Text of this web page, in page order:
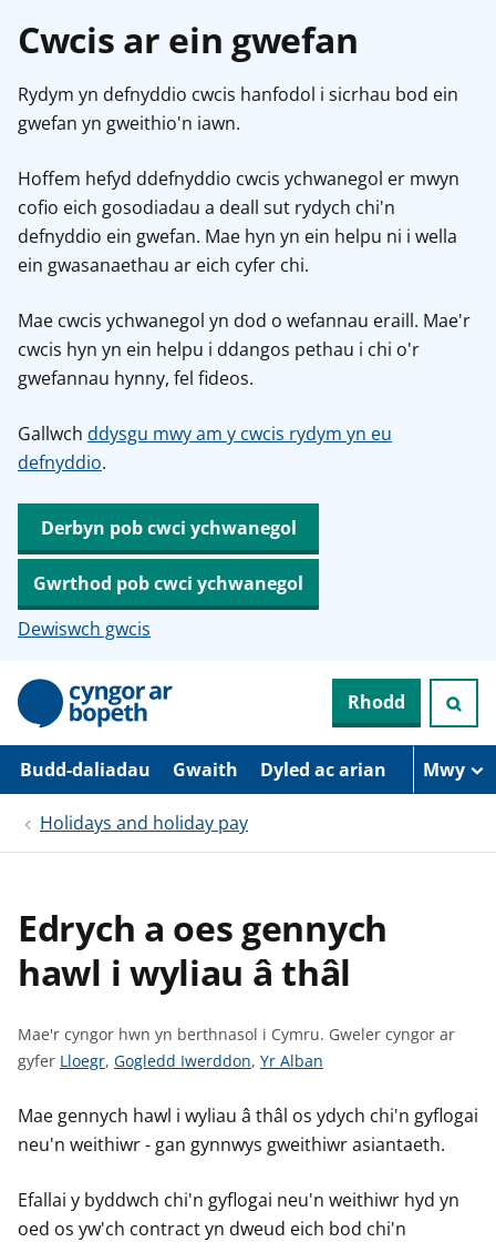
Cwcis ar ein gwefan
Rydym yn defnyddio cwcis hanfodol i sicrhau bod ein
gwefan yn gweithio'n iawn.
Hoffem hefyd ddefnyddio cwcis ychwanegol er mwyn
cofio eich gosodiadau a deall sut rydych chi'n
defnyddio ein gwefan. Mae hyn yn ein helpu ni i wella
ein gwasanaethau ar eich cyfer chi.
Mae cwcis ychwanegol yn dod o wefannau eraill. Mae'r
cwcis hyn yn ein helpu i ddangos pethau i chi o'r
gwefannau hynny, fel fideos.
Gallwch ddysgu mwy am y cwcis rydym yn eu
defnyddio.
Derbyn pob cwci ychwanegol
Gwrthod pob cwci ychwanegol
Dewiswch gwcis
N
d
r
w
Rhodd
Budd-daliadau Gwaith Dyled ac arian Mwy
Holidays and holiday pay
Edrych a oes gennych
hawl i wyliau â thâl
Mae'r cyngor hwn yn berthnasol i Cymru. Gweler cyngor ar
gyfer G
e
l
r
Lloegr, G
e
l
r
c
Gogledd Iwerddon, G
e
l
r
Yr Alban
Mae gennych hawl i wyliau â thâl os ydych chi'n gyflogai
neu'n weithiwr - gan gynnwys gweithiwr asiantaeth.
Efallai y byddwch chi'n gyflogai neu'n weithiwr hyd yn
oed os yw'ch contract yn dweud eich bod chi'n